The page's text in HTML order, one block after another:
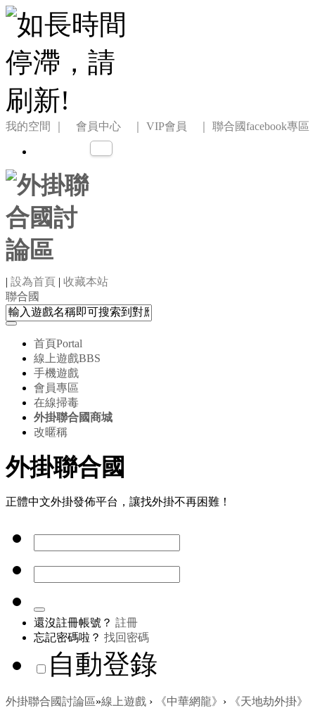
我的空間 ｜ 會員中心 ｜ VIP會員 ｜ 聯合國facebook專區
| 設為首頁 | 收藏本站
聯合國
首頁Portal
線上遊戲BBS
手機遊戲
會員專區
在線掃毒
外掛聯合國商城
改暱稱
外掛聯合國
正體中文外掛發佈平台，讓找外掛不再困難！
還沒註冊帳號？ 註冊
忘記密碼啦？ 找回密碼
自動登錄
外掛聯合國討論區»線上遊戲 › 《中華網龍》 › 《天地劫外掛》